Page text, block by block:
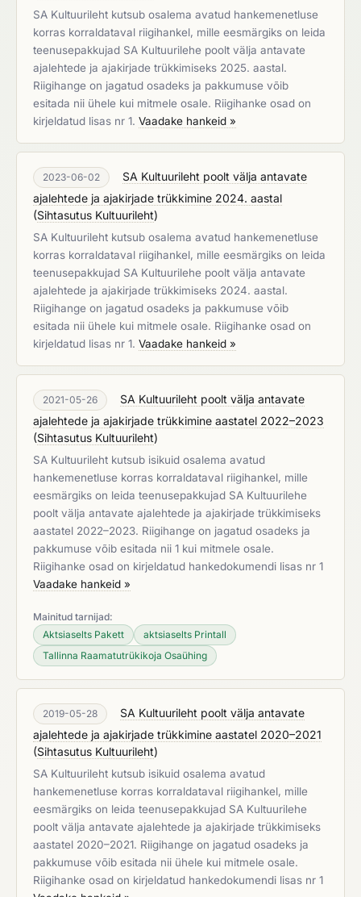
SA Kultuurileht kutsub osalema avatud hankemenetluse
korras korraldataval riigihankel, mille eesmärgiks on leida
teenusepakkujad SA Kultuurilehe poolt välja antavate
ajalehtede ja ajakirjade trükkimiseks 2025. aastal.
Riigihange on jagatud osadeks ja pakkumuse võib
esitada nii ühele kui mitmele osale. Riigihanke osad on
kirjeldatud lisas nr 1. Vaadake hankeid »
2023-06-02
SA Kultuurileht poolt välja antavate
ajalehtede ja ajakirjade trükkimine 2024. aastal
(Sihtasutus Kultuurileht)
SA Kultuurileht kutsub osalema avatud hankemenetluse
korras korraldataval riigihankel, mille eesmärgiks on leida
teenusepakkujad SA Kultuurilehe poolt välja antavate
ajalehtede ja ajakirjade trükkimiseks 2024. aastal.
Riigihange on jagatud osadeks ja pakkumuse võib
esitada nii ühele kui mitmele osale. Riigihanke osad on
kirjeldatud lisas nr 1. Vaadake hankeid »
2021-05-26
SA Kultuurileht poolt välja antavate
ajalehtede ja ajakirjade trükkimine aastatel 2022–2023
(Sihtasutus Kultuurileht)
SA Kultuurileht kutsub isikuid osalema avatud
hankemenetluse korras korraldataval riigihankel, mille
eesmärgiks on leida teenusepakkujad SA Kultuurilehe
poolt välja antavate ajalehtede ja ajakirjade trükkimiseks
aastatel 2022–2023. Riigihange on jagatud osadeks ja
pakkumuse võib esitada nii 1 kui mitmele osale.
Riigihanke osad on kirjeldatud hankedokumendi lisas nr 1
Vaadake hankeid »
Mainitud tarnijad:
Aktsiaselts Pakett
aktsiaselts Printall
Tallinna Raamatutrükikoja Osaühing
2019-05-28
SA Kultuurileht poolt välja antavate
ajalehtede ja ajakirjade trükkimine aastatel 2020–2021
(Sihtasutus Kultuurileht)
SA Kultuurileht kutsub isikuid osalema avatud
hankemenetluse korras korraldataval riigihankel, mille
eesmärgiks on leida teenusepakkujad SA Kultuurilehe
poolt välja antavate ajalehtede ja ajakirjade trükkimiseks
aastatel 2020–2021. Riigihange on jagatud osadeks ja
pakkumuse võib esitada nii ühele kui mitmele osale.
Riigihanke osad on kirjeldatud hankedokumendi lisas nr 1